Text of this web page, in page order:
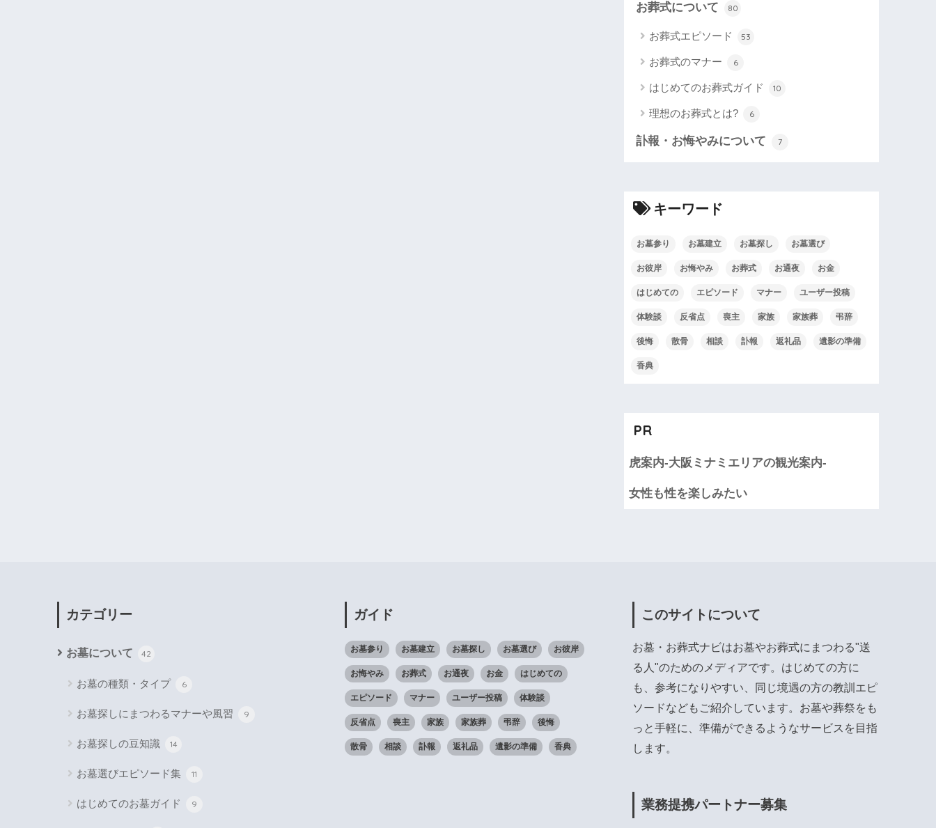
お葬式について 80
お葬式エピソード 53
お葬式のマナー 6
はじめてのお葬式ガイド 10
理想のお葬式とは? 6
訃報・お悔やみについて 7
キーワード
お墓参り お墓建立 お墓探し お墓選び
お彼岸 お悔やみ お葬式 お通夜 お金
はじめての エピソード マナー ユーザー投稿
体験談 反省点 喪主 家族 家族葬 弔辞
後悔 散骨 相談 訃報 返礼品 遺影の準備
香典
PR
虎案内-大阪ミナミエリアの観光案内-
女性も性を楽しみたい
カテゴリー
お墓について 42
お墓の種類・タイプ 6
お墓探しにまつわるマナーや風習 9
お墓探しの豆知識 14
お墓選びエピソード集 11
はじめてのお墓ガイド 9
ガイド
お墓参り お墓建立 お墓探し お墓選び お彼岸
お悔やみ お葬式 お通夜 お金 はじめての
エピソード マナー ユーザー投稿 体験談
反省点 喪主 家族 家族葬 弔辞 後悔
散骨 相談 訃報 返礼品 遺影の準備 香典
このサイトについて
お墓・お葬式ナビはお墓やお葬式にまつわる"送
る人"のためのメディアです。はじめての方に
も、参考になりやすい、同じ境遇の方の教訓エピ
ソードなどもご紹介しています。お墓や葬祭をも
っと手軽に、準備ができるようなサービスを目指
します。
業務提携パートナー募集